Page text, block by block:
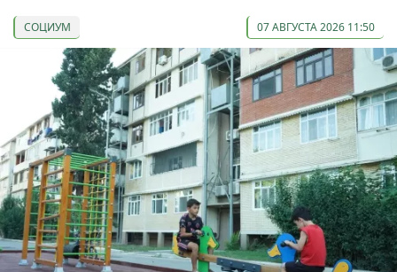
СОЦИУМ 07 АВГУСТА 2026 11:50